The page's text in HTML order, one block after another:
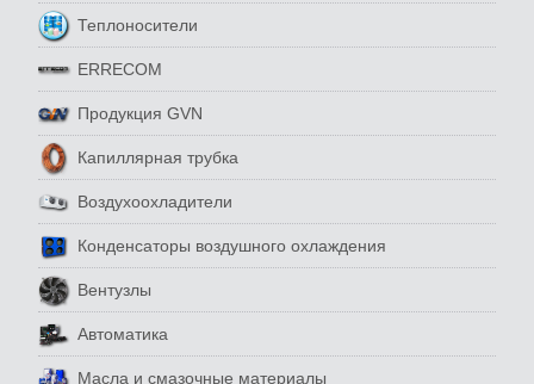
Теплоносители
ERRECOM
Продукция GVN
Капиллярная трубка
Воздухоохладители
Конденсаторы воздушного охлаждения
Вентузлы
Автоматика
Масла и смазочные материалы